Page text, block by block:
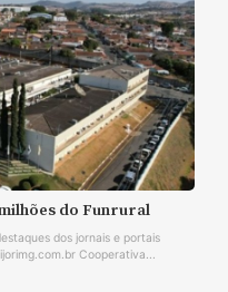
do Funrural
dos jornais e portais
Cooperativa...